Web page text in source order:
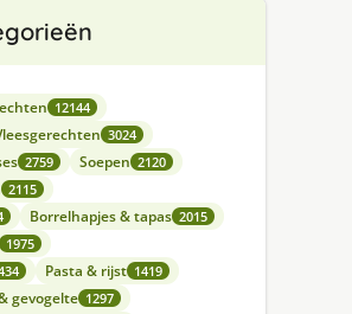
12144
3024
2759 Soepen 2120
2115
Borrelhapjes & tapas 2015
1975
Pasta & rijst 1419
gevogelte 1297